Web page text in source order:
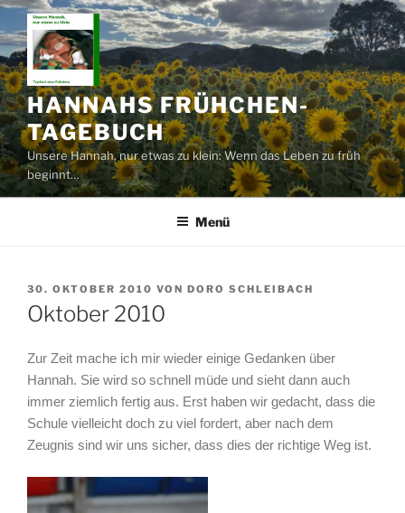
Zum
Inhalt
springen
HANNAHS FRÜHCHEN-
TAGEBUCH
Unsere Hannah, nur etwas zu klein: Wenn das Leben zu früh
beginnt…
Menü
VERÖFFENTLICHT
AM
30. OKTOBER 2010 VON DORO SCHLEIBACH
Oktober 2010
Zur Zeit mache ich mir wieder einige Gedanken über
Hannah. Sie wird so schnell müde und sieht dann auch
immer ziemlich fertig aus. Erst haben wir gedacht, dass die
Schule vielleicht doch zu viel fordert, aber nach dem
Zeugnis sind wir uns sicher, dass dies der richtige Weg ist.